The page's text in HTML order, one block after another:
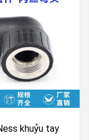
khuỷu tay